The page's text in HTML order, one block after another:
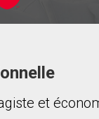
et